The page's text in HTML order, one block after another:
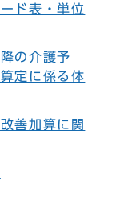
ド表・単位
の介護予
定に係る体
善加算に関